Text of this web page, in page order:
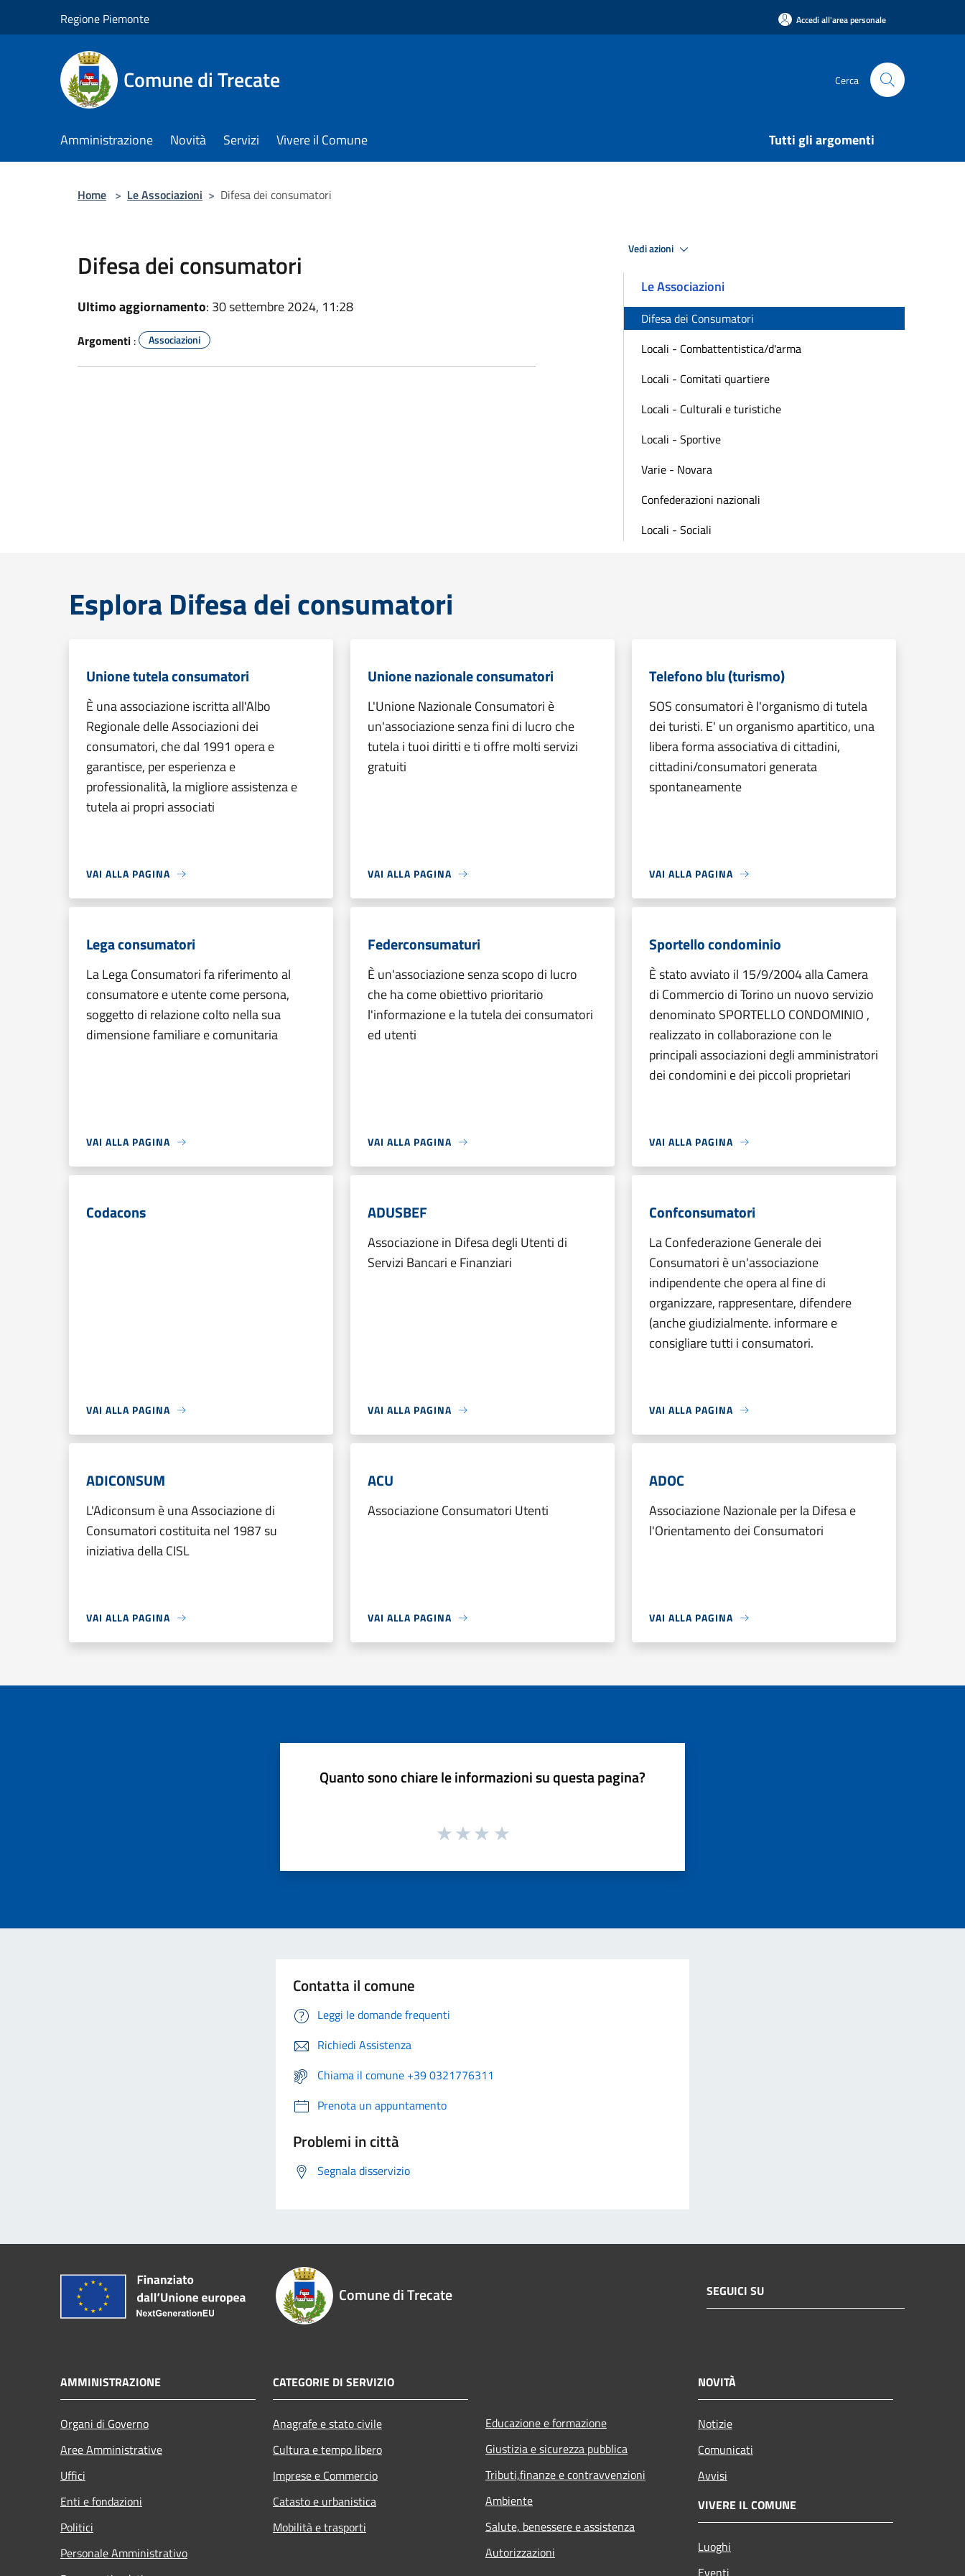
Regione Piemonte Accedi all'area personale
Comune di Trecate Cerca
Amministrazione Novità Servizi Vivere il Comune Tutti gli argomenti
Home > Le Associazioni > Difesa dei consumatori
Difesa dei consumatori
Ultimo aggiornamento: 30 settembre 2024, 11:28
Argomenti : Associazioni
Vedi azioni
Le Associazioni
Difesa dei Consumatori
Locali - Combattentistica/d'arma
Locali - Comitati quartiere
Locali - Culturali e turistiche
Locali - Sportive
Varie - Novara
Confederazioni nazionali
Locali - Sociali
Esplora Difesa dei consumatori
Unione tutela consumatori
È una associazione iscritta all'Albo
Regionale delle Associazioni dei
consumatori, che dal 1991 opera e
garantisce, per esperienza e
professionalità, la migliore assistenza e
tutela ai propri associati
VAI ALLA PAGINA
Unione nazionale consumatori
L'Unione Nazionale Consumatori è
un'associazione senza fini di lucro che
tutela i tuoi diritti e ti offre molti servizi
gratuiti
VAI ALLA PAGINA
Telefono blu (turismo)
SOS consumatori è l'organismo di tutela
dei turisti. E' un organismo apartitico, una
libera forma associativa di cittadini,
cittadini/consumatori generata
spontaneamente
VAI ALLA PAGINA
Lega consumatori
La Lega Consumatori fa riferimento al
consumatore e utente come persona,
soggetto di relazione colto nella sua
dimensione familiare e comunitaria
VAI ALLA PAGINA
Federconsumaturi
È un'associazione senza scopo di lucro
che ha come obiettivo prioritario
l'informazione e la tutela dei consumatori
ed utenti
VAI ALLA PAGINA
Sportello condominio
È stato avviato il 15/9/2004 alla Camera
di Commercio di Torino un nuovo servizio
denominato SPORTELLO CONDOMINIO ,
realizzato in collaborazione con le
principali associazioni degli amministratori
dei condomini e dei piccoli proprietari
VAI ALLA PAGINA
Codacons
VAI ALLA PAGINA
ADUSBEF
Associazione in Difesa degli Utenti di
Servizi Bancari e Finanziari
VAI ALLA PAGINA
Confconsumatori
La Confederazione Generale dei
Consumatori è un'associazione
indipendente che opera al fine di
organizzare, rappresentare, difendere
(anche giudizialmente. informare e
consigliare tutti i consumatori.
VAI ALLA PAGINA
ADICONSUM
L'Adiconsum è una Associazione di
Consumatori costituita nel 1987 su
iniziativa della CISL
VAI ALLA PAGINA
ACU
Associazione Consumatori Utenti
VAI ALLA PAGINA
ADOC
Associazione Nazionale per la Difesa e
l'Orientamento dei Consumatori
VAI ALLA PAGINA
Quanto sono chiare le informazioni su questa pagina?
Contatta il comune
Leggi le domande frequenti
Richiedi Assistenza
Chiama il comune +39 0321776311
Prenota un appuntamento
Problemi in città
Segnala disservizio
Comune di Trecate SEGUICI SU
AMMINISTRAZIONE
Organi di Governo
Aree Amministrative
Uffici
Enti e fondazioni
Politici
Personale Amministrativo
CATEGORIE DI SERVIZIO
Anagrafe e stato civile
Cultura e tempo libero
Imprese e Commercio
Catasto e urbanistica
Mobilità e trasporti
Educazione e formazione
Giustizia e sicurezza pubblica
Tributi,finanze e contravvenzioni
Ambiente
Salute, benessere e assistenza
Autorizzazioni
NOVITÀ
Notizie
Comunicati
Avvisi
VIVERE IL COMUNE
Luoghi
Eventi